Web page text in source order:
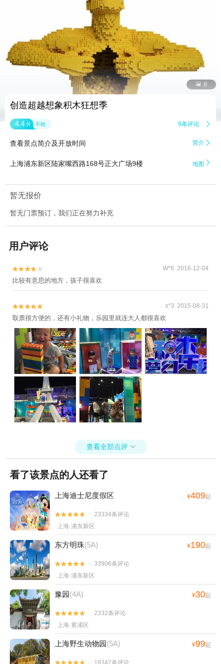
 8
创造超越想象积木狂想季
4.4 分 不错 9条评论 
查看景点简介及开放时间 简介 
上海浦东新区陆家嘴西路168号正大广场9楼 地图 
暂无报价
暂无门票预订，我们正在努力补充
用户评论

 W*6 2016-12-04
比较有意思的地方，孩子很喜欢

 s*3 2015-08-31
取票很方便的，还有小礼物，乐园里就连大人都很喜欢
查看全部点评 
看了该景点的人还看了
上海迪士尼度假区 ¥409起


23334条评论
上海·浦东新区
东方明珠(5A) ¥190起


33906条评论
上海·浦东新区
豫园(4A) ¥30起


2332条评论
上海·黄浦区
上海野生动物园(5A) ¥99起

 18347条评论